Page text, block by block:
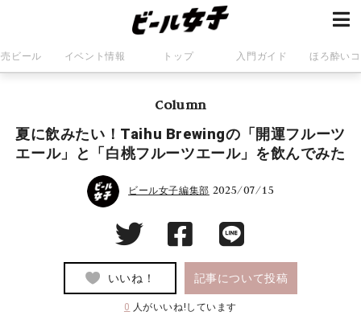
ビール イベント情報 トップ 入門ガイド ほろ酔い
Column
夏に飲みたい！Taihu Brewingの「開運フルーツ
エール」と「白桃フルーツエール」を飲んでみた
ビール女子編集部 2025/07/15
いいね！ 記事について投稿
0 人がいいね!しています